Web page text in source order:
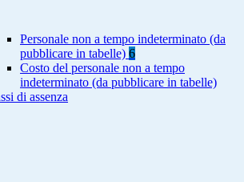
Personale non a tempo indeterminato (da
pubblicare in tabelle) 6
Costo del personale non a tempo
indeterminato (da pubblicare in tabelle)
di assenza